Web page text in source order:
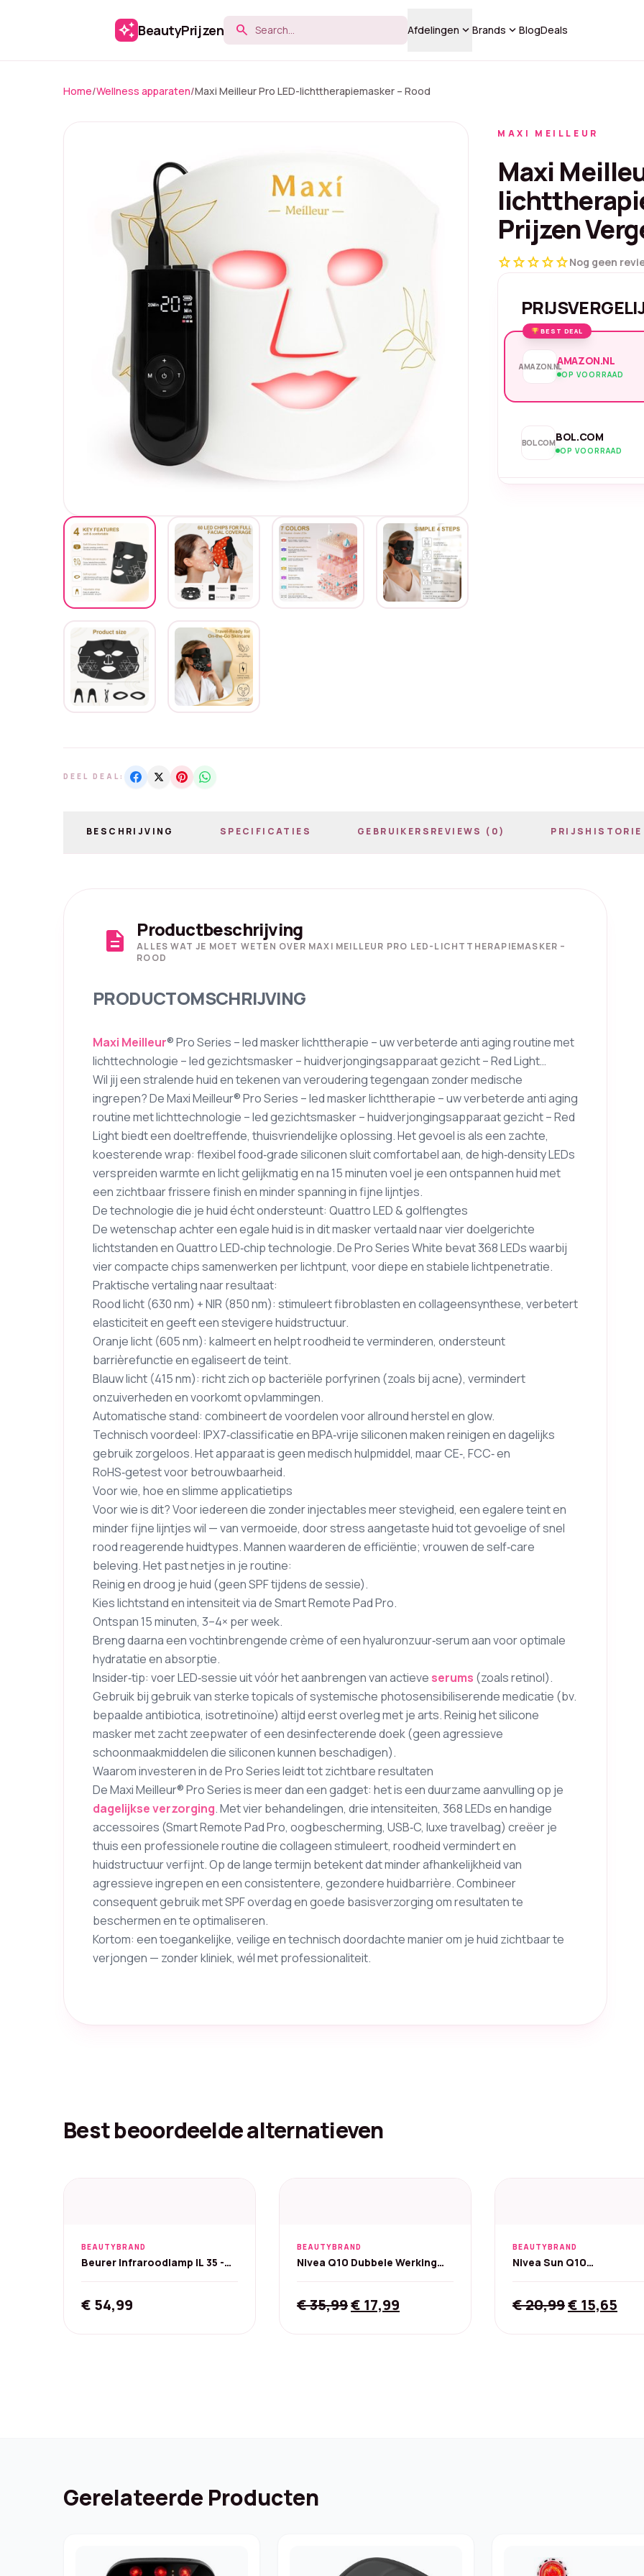
auto_awesome BeautyPrijzen search Afdelingen keyboard_arrow_downBrands keyboard_arrow_downBlogDeals
Home/Wellness apparaten/Maxi Meilleur Pro LED-lichttherapiemasker – Rood
MAXI MEILLEUR
Maxi
Prijzen
starstarstarstarstarNog geen
BEST DEAL
AMAZON.NLAMAZON.NL
OP VOORRAAD
BOL.COMBOL.COM
OP VOORRAAD
DEEL DEAL:
BESCHRIJVING SPECIFICATIES GEBRUIKERSREVIEWS (0) PRIJSHISTORIE
description Productbeschrijving
ALLES WAT JE MOET WETEN OVER MAXI MEILLEUR PRO LED-LICHTTHERAPIEMASKER –
ROOD
PRODUCTOMSCHRIJVING
Maxi Meilleur® Pro Series – led masker lichttherapie – uw verbeterde anti aging routine met
lichttechnologie – led gezichtsmasker – huidverjongingsapparaat gezicht – Red Light…
Wil jij een stralende huid en tekenen van veroudering tegengaan zonder medische
ingrepen? De Maxi Meilleur® Pro Series – led masker lichttherapie – uw verbeterde anti aging
routine met lichttechnologie – led gezichtsmasker – huidverjongingsapparaat gezicht – Red
Light biedt een doeltreffende, thuisvriendelijke oplossing. Het gevoel is als een zachte,
koesterende wrap: flexibel food‑grade siliconen sluit comfortabel aan, de high‑density LEDs
verspreiden warmte en licht gelijkmatig en na 15 minuten voel je een ontspannen huid met
een zichtbaar frissere finish en minder spanning in fijne lijntjes.
De technologie die je huid écht ondersteunt: Quattro LED & golflengtes
De wetenschap achter een egale huid is in dit masker vertaald naar vier doelgerichte
lichtstanden en Quattro LED‑chip technologie. De Pro Series White bevat 368 LEDs waarbij
vier compacte chips samenwerken per lichtpunt, voor diepe en stabiele lichtpenetratie.
Praktische vertaling naar resultaat:
Rood licht (630 nm) + NIR (850 nm): stimuleert fibroblasten en collageensynthese, verbetert
elasticiteit en geeft een stevigere huidstructuur.
Oranje licht (605 nm): kalmeert en helpt roodheid te verminderen, ondersteunt
barrièrefunctie en egaliseert de teint.
Blauw licht (415 nm): richt zich op bacteriële porfyrinen (zoals bij acne), vermindert
onzuiverheden en voorkomt opvlammingen.
Automatische stand: combineert de voordelen voor allround herstel en glow.
Technisch voordeel: IPX7‑classificatie en BPA‑vrije siliconen maken reinigen en dagelijks
gebruik zorgeloos. Het apparaat is geen medisch hulpmiddel, maar CE‑, FCC‑ en
RoHS‑getest voor betrouwbaarheid.
Voor wie, hoe en slimme applicatietips
Voor wie is dit? Voor iedereen die zonder injectables meer stevigheid, een egalere teint en
minder fijne lijntjes wil — van vermoeide, door stress aangetaste huid tot gevoelige of snel
rood reagerende huidtypes. Mannen waarderen de efficiëntie; vrouwen de self‑care
beleving. Het past netjes in je routine:
Reinig en droog je huid (geen SPF tijdens de sessie).
Kies lichtstand en intensiteit via de Smart Remote Pad Pro.
Ontspan 15 minuten, 3–4× per week.
Breng daarna een vochtinbrengende crème of een hyaluronzuur‑serum aan voor optimale
hydratatie en absorptie.
Insider‑tip: voer LED‑sessie uit vóór het aanbrengen van actieve serums (zoals retinol).
Gebruik bij gebruik van sterke topicals of systemische photosensibiliserende medicatie (bv.
bepaalde antibiotica, isotretinoïne) altijd eerst overleg met je arts. Reinig het silicone
masker met zacht zeepwater of een desinfecterende doek (geen agressieve
schoonmaakmiddelen die siliconen kunnen beschadigen).
Waarom investeren in de Pro Series leidt tot zichtbare resultaten
De Maxi Meilleur® Pro Series is meer dan een gadget: het is een duurzame aanvulling op je
dagelijkse verzorging. Met vier behandelingen, drie intensiteiten, 368 LEDs en handige
accessoires (Smart Remote Pad Pro, oogbescherming, USB‑C, luxe travelbag) creëer je
thuis een professionele routine die collageen stimuleert, roodheid vermindert en
huidstructuur verfijnt. Op de lange termijn betekent dat minder afhankelijkheid van
agressieve ingrepen en een consistentere, gezondere huidbarrière. Combineer
consequent gebruik met SPF overdag en goede basisverzorging om resultaten te
beschermen en te optimaliseren.
Kortom: een toegankelijke, veilige en technisch doordachte manier om je huid zichtbaar te
verjongen — zonder kliniek, wél met professionaliteit.
Best beoordeelde alternatieven
BEAUTYBRAND
Beurer Infraroodlamp IL 35 -
€ 54,99
BEAUTYBRAND
Nivea Q10 Dubbele Werking
€35,99Original
€ 17,99
BEAUTYBRAND
Nivea Sun Q10
€20,99Original
€ 15,65
Gerelateerde Producten